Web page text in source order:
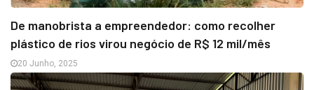
De manobrista a empreendedor: como recolher
plástico de rios virou negócio de R$ 12 mil/mês
20 Junho, 2025